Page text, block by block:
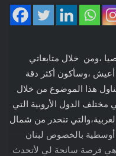
،ومن خلال متابعاتي
أعيش ،وسأكون أكثر دقة
هذا الموضوع من خلال
الدول الأروبية التي
تنحدر من شمال
أوسطية بالخصوص لبنان
وهي فرصة سانحة لي لأتحدث